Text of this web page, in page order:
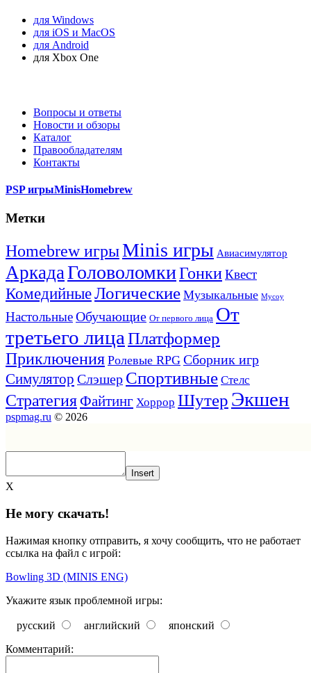
для Windows
для iOS и MacOS
для Android
для Xbox One
Вопросы и ответы
Новости и обзоры
Каталог
Правообладателям
Контакты
PSP игрыMinisHomebrew
Метки
Homebrew игрыMinis игры Авиасимулятор
АркадаГоловоломкиГонкиКвест
КомедийныеЛогические Музыкальные Мусоу
НастольныеОбучающие От первого лица От
третьего лица Платформер
Приключения Ролевые RPG Сборник игр
Симулятор Слэшер Спортивные Стелс
СтратегияФайтинг Хоррор Шутер Экшен
pspmag.ru © 2026
Insert
X
Не могу скачать!
Нажимая кнопку отправить, я хочу сообщить, что не работает
ссылка на файл с игрой:
Bowling 3D (MINIS ENG)
Укажите язык проблемной игры:
русский английский
японский
Комментарий: